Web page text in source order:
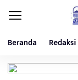
Beranda Redaksi